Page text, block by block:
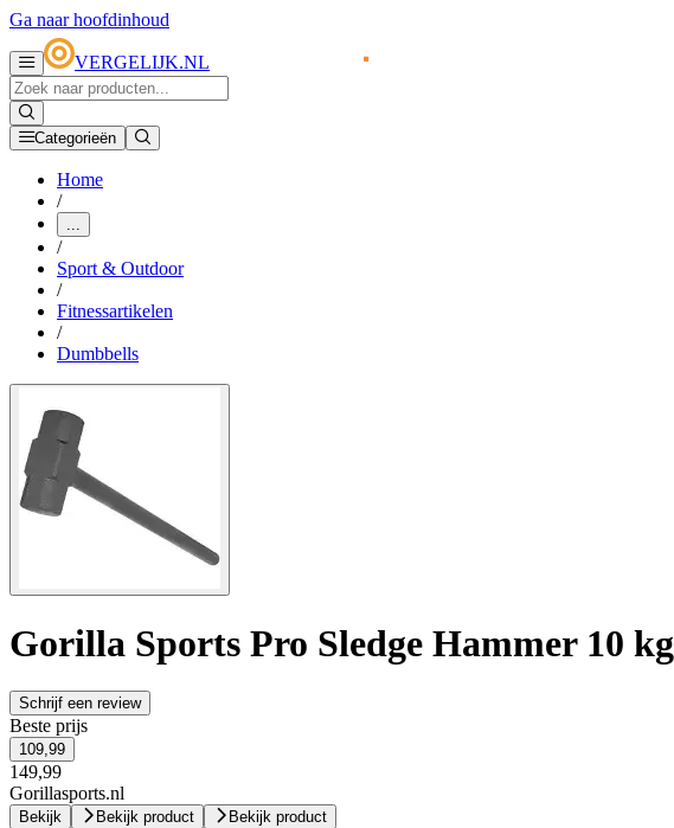
Ga naar hoofdinhoud
VERGELIJK.NL
Categorieën
Home
/
...
/
Sport & Outdoor
/
Fitnessartikelen
/
Dumbbells
Gorilla Sports Pro Sledge Hammer 10 kg
Schrijf een review
Beste prijs
109,99
149,99
Gorillasports.nl
Bekijk Bekijk product Bekijk product